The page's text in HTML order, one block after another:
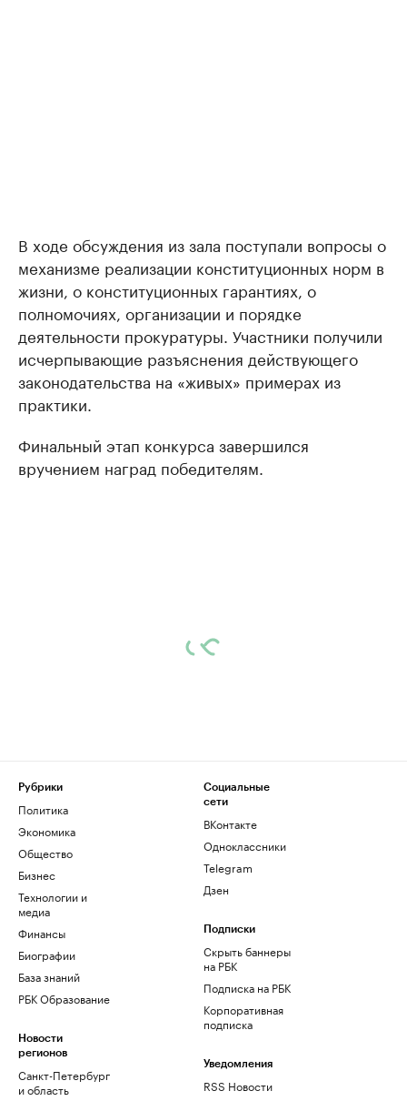
В ходе обсуждения из зала поступали вопросы о
механизме реализации конституционных норм в
жизни, о конституционных гарантиях, о
полномочиях, организации и порядке
деятельности прокуратуры. Участники получили
исчерпывающие разъяснения действующего
законодательства на «живых» примерах из
практики.
Финальный этап конкурса завершился
вручением наград победителям.
Рубрики
Политика
Экономика
Общество
Бизнес
Технологии и
медиа
Финансы
Биографии
База знаний
РБК Образование
Новости
регионов
Санкт-Петербург
и область
Социальные
сети
ВКонтакте
Одноклассники
Telegram
Дзен
Подписки
Скрыть баннеры
на РБК
Подписка на РБК
Корпоративная
подписка
Уведомления
RSS Новости